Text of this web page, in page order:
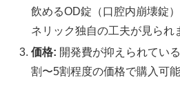
飲めるOD錠（口腔内崩壊錠
ネリック独自の工夫が見られ
価格: 開発費が抑えられてい
割〜5割程度の価格で購入可能